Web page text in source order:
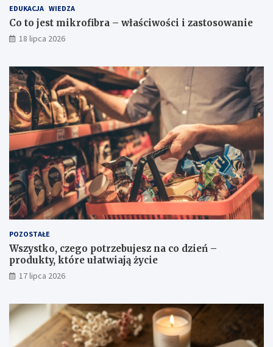
EDUKACJA WIEDZA
Co to jest mikrofibra – właściwości i zastosowanie
18 lipca 2026
POZOSTAŁE
Wszystko, czego potrzebujesz na co dzień –
produkty, które ułatwiają życie
17 lipca 2026